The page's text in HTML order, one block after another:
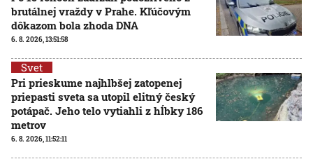
brutálnej vraždy v Prahe. Kľúčovým
dôkazom bola zhoda DNA
6. 8. 2026, 13:51:58
Svet
Pri prieskume najhlbšej zatopenej
priepasti sveta sa utopil elitný český
potápač. Jeho telo vytiahli z hĺbky 186
metrov
6. 8. 2026, 11:52:11